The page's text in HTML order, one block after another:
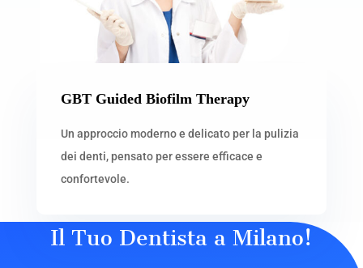
GBT Guided Biofilm Therapy
Un approccio moderno e delicato per la pulizia
dei denti, pensato per essere efficace e
confortevole.
Il Tuo Dentista a Milano!